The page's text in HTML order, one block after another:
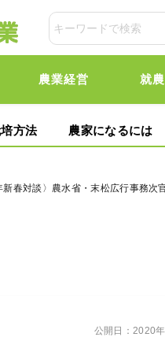
農業経営 就
方法 農家になるには
新春対談〉農水省・末松広行事務次
公開日：2020